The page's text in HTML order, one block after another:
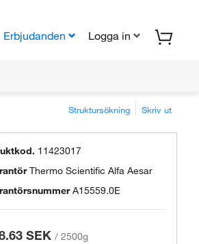
Erbjudanden Logga in
Struktursökning Skriv ut
11423017
Thermo Scientific Alfa Aesar
A15559.0E
SEK / 2500g